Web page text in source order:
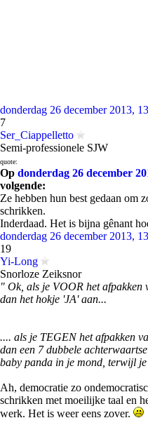
donderdag 26 december 2013,
7
Ser_Ciappelletto
Semi-professionele SJW
quote:
Op donderdag 26 december
volgende:
Ze hebben hun best gedaan om
schrikken.
Inderdaad. Het is bijna gênant
donderdag 26 december 2013,
19
Yi-Long
Snorloze Zeiksnor
" Ok, als je VOOR het afpakken
dan het hokje 'JA' aan...
.... als je TEGEN het afpakken
dan een 7 dubbele
baby panda in je mond, terwijl
Ah, democratie zo
schrikken met moeilijke taal en
werk. Het is weer eens zover.